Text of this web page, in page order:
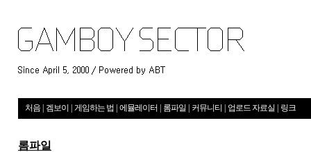
처음 겜보이 게임하는 법 에뮬레이터 롬파일 커뮤니티 업로드 자료실 링크
롬파일